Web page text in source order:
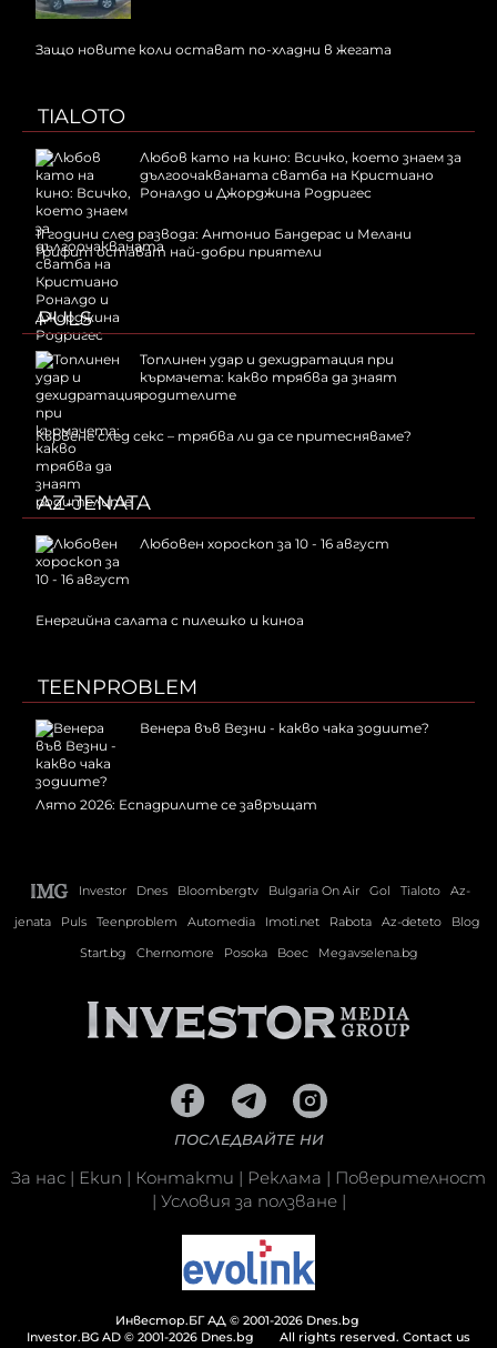
Защо новите коли остават по-хладни в жегата
TIALOTO
Любов като на кино: Всичко, което знаем за
дългоочакваната сватба на Кристиано
Роналдо и Джорджина Родригес
11 години след развода: Антонио Бандерас и Мелани
Грифит остават най-добри приятели
PULS
Топлинен удар и дехидратация при
кърмачета: какво трябва да знаят
родителите
Кървене след секс – трябва ли да се притесняваме?
AZ-JENATA
Любовен хороскоп за 10 - 16 август
Енергийна салата с пилешко и киноа
TEENPROBLEM
Венера във Везни - какво чака зодиите?
Лято 2026: Еспадрилите се завръщат
Investor Dnes Bloombergtv Bulgaria On Air Gol Tialoto
Az-
jenata
Puls Teenproblem Automedia Imoti.net Rabota Az-deteto
Blog
Start.bg
Chernomore Posoka Boec Megavselena.bg
ПОСЛЕДВАЙТЕ НИ
За нас | Екип | Контакти | Реклама | Поверителност
| Условия за ползване|
Инвестор.БГ АД © 2001-2026 Dnes.bg
Investor.BG AD © 2001-2026 Dnes.bg
All rights reserved. Contact us